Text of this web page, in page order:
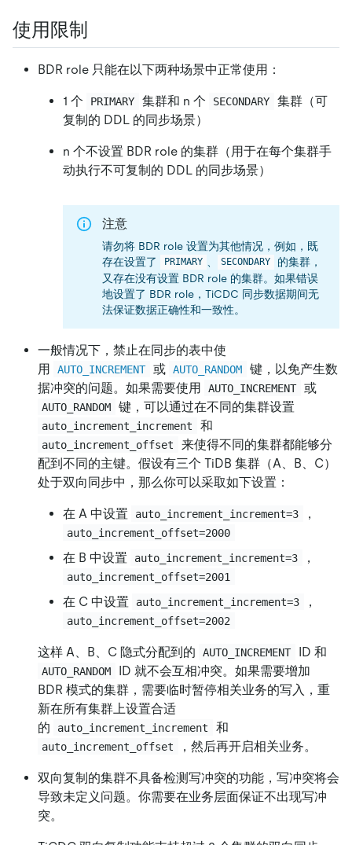
使用限制
BDR role 只能在以下两种场景中正常使用：
1 个 PRIMARY 集群和 n 个 SECONDARY
集群（可
复制的 DDL 的同步场景）
n 个不设置 BDR role 的集群（用于在每个集群手
动执行不可复制的 DDL 的同步场景）
注意
请勿将 BDR role 设置为其他情况，例如，既
存在设置了
PRIMARY SECONDARY
的集群，
又存在没有设置 BDR role 的集群。如果错误
地设置了 BDR role，TiCDC 同步数据期间无
法保证数据正确性和一致性。
一般情况下，禁止在同步的表中使
用
AUTO_INCREMENT 或 AUTO_RANDOM
键，以免产生数
据冲突的问题。如果需要使用
AUTO_INCREMENT 或
AUTO_RANDOM 键，可以通过在不同的集群设置
auto_increment_increment 和
auto_increment_offset
来使得不同的集群都能够分
配到不同的主键。假设有三个 TiDB 集群（A、B、C）
处于双向同步中，那么你可以采取如下设置：
在 A 中设置 auto_increment_increment=3 ，
auto_increment_offset=2000
在 B 中设置 auto_increment_increment=3 ，
auto_increment_offset=2001
在 C 中设置 auto_increment_increment=3 ，
auto_increment_offset=2002
这样 A、B、C 隐式分配到的 AUTO_INCREMENT ID 和
AUTO_RANDOM
ID 就不会互相冲突。如果需要增加
BDR 模式的集群，需要临时暂停相关业务的写入，重
新在所有集群上设置合适
的
auto_increment_increment 和
auto_increment_offset ，然后再开启相关业务。
双向复制的集群不具备检测写冲突的功能，写冲突将会
导致未定义问题。你需要在业务层面保证不出现写冲
突。